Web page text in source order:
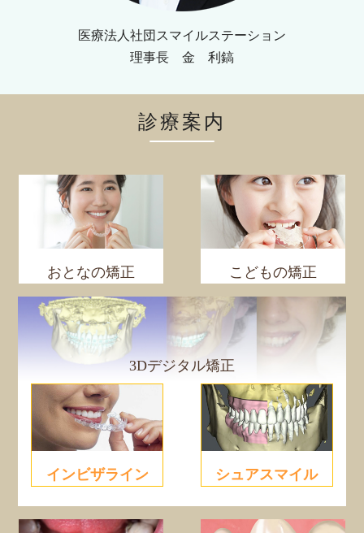
医療法人社団スマイルステーション
理事長 金 利鎬
診療案内
おとなの矯正 こどもの矯正
3Dデジタル矯正
インビザライン シュアスマイル